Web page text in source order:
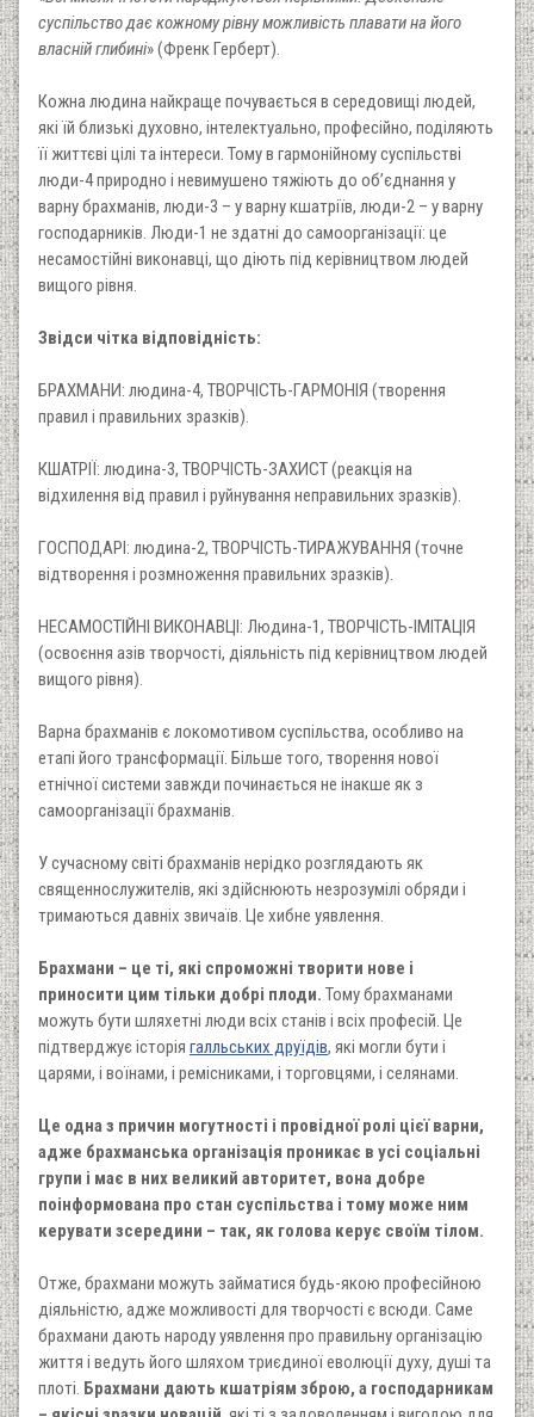
суспільство дає кожному рівну можливість плавати на його
власній глибині» (Френк Герберт).
Кожна людина найкраще почувається в середовищі людей,
які їй близькі духовно, інтелектуально, професійно, поділяють
її життєві цілі та інтереси. Тому в гармонійному суспільстві
люди-4 природно і невимушено тяжіють до об’єднання у
варну брахманів, люди-3 – у варну кшатріїв, люди-2 – у варну
господарників. Люди-1 не здатні до самоорганізації: це
несамостійні виконавці, що діють під керівництвом людей
вищого рівня.
Звідси чітка відповідність:
БРАХМАНИ: людина-4, ТВОРЧІСТЬ-ГАРМОНІЯ (творення
правил і правильних зразків).
КШАТРІЇ: людина-3, ТВОРЧІСТЬ-ЗАХИСТ (реакція на
відхилення від правил і руйнування неправильних зразків).
ГОСПОДАРІ: людина-2, ТВОРЧІСТЬ-ТИРАЖУВАННЯ (точне
відтворення і розмноження правильних зразків).
НЕСАМОСТІЙНІ ВИКОНАВЦІ: Людина-1, ТВОРЧІСТЬ-ІМІТАЦІЯ
(освоєння азів творчості, діяльність під керівництвом людей
вищого рівня).
Варна брахманів є локомотивом суспільства, особливо на
етапі його трансформації. Більше того, творення нової
етнічної системи завжди починається не інакше як з
самоорганізації брахманів.
У сучасному світі брахманів нерідко розглядають як
священнослужителів, які здійснюють незрозумілі обряди і
тримаються давніх звичаїв. Це хибне уявлення.
Брахмани – це ті, які спроможні творити нове і
приносити цим тільки добрі плоди. Тому брахманами
можуть бути шляхетні люди всіх станів і всіх професій. Це
підтверджує історія галльських друїдів, які могли бути і
царями, і воїнами, і ремісниками, і торговцями, і селянами.
Це одна з причин могутності і провідної ролі цієї варни,
адже брахманська організація проникає в усі соціальні
групи і має в них великий авторитет, вона добре
поінформована про стан суспільства і тому може ним
керувати зсередини – так, як голова керує своїм тілом.
Отже, брахмани можуть займатися будь-якою професійною
діяльністю, адже можливості для творчості є всюди. Саме
брахмани дають народу уявлення про правильну організацію
життя і ведуть його шляхом триєдиної еволюції духу, душі та
плоті. Брахмани дають кшатріям зброю, а господарникам